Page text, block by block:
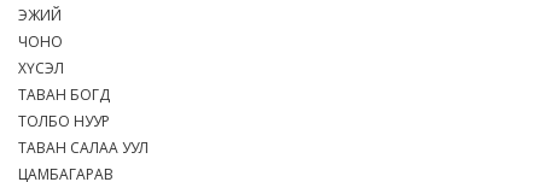
ЭЖИЙ
ЧОНО
ХҮСЭЛ
ТАВАН БОГД
ТОЛБО НУУР
ТАВАН САЛАА УУЛ
ЦАМБАГАРАВ